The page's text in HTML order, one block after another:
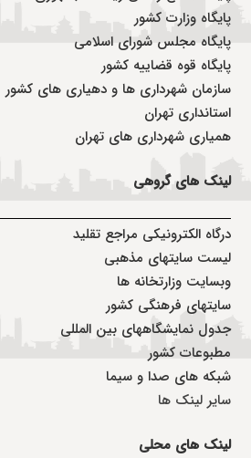
پایگاه وزارت کشور
پایگاه مجلس شورای اسلامی
پایگاه قوه قضاییه کشور
سازمان شهرداری ها و دهیاری های کشور
استانداری تهران
همیاری شهرداری های تهران
لینک های گروهی
درگاه الکترونیکی مراجع تقلید
لیست سایتهای مذهبی
وبسایت وزارتخانه ها
سایتهای فرهنگی کشور
جدول نمایشگاههای بین المللی
مطبوعات کشور
شبکه های صدا و سیما
سایر لینک ها
لینک های محلی